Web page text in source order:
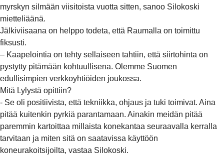
myrskyn silmään viisitoista vuotta sitten, sanoo Silokoski
mietteliäänä.
Jälkiviisaana on helppo todeta, että Raumalla on toimittu
fiksusti.
– Kaapelointia on tehty sellaiseen tahtiin, että siirtohinta on
pystytty pitämään kohtuullisena. Olemme Suomen
edullisimpien verkkoyhtiöiden joukossa.
Mitä Lylystä opittiin?
- Se oli positiivista, että tekniikka, ohjaus ja tuki toimivat. Aina
pitää kuitenkin pyrkiä parantamaan. Ainakin meidän pitää
paremmin kartoittaa millaista konekantaa seuraavalla kerralla
tarvitaan ja miten sitä on saatavissa käyttöön
koneurakoitsijoilta, vastaa Silokoski.